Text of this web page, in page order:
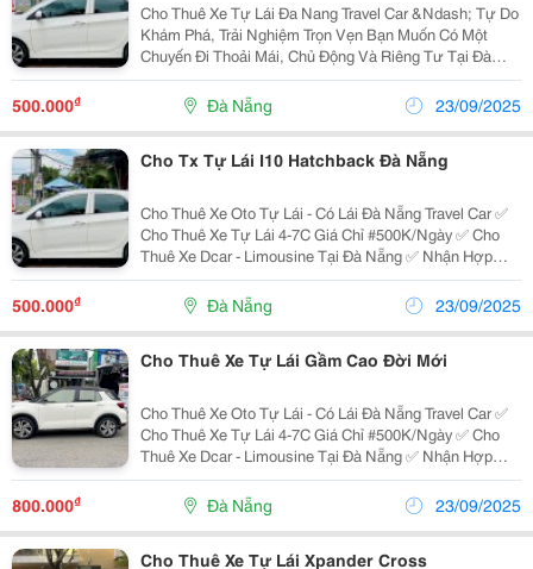
Cho Thuê Xe Tự Lái Đa Nang Travel Car &Ndash; Tự Do
Khám Phá, Trải Nghiệm Trọn Vẹn Bạn Muốn Có Một
Chuyến Đi Thoải Mái, Chủ Động Và Riêng Tư Tại Đà
Nẵng? Dịch Vụ Cho Thuê Xe Tự Lái Đà Nẵng Chính Là
Lựa Chọn Lý Tưởng Dành Cho Bạn. Với Nhiều Dòng
500.000₫ Đà Nẵng 23/09/2025
Cho Tx Tự Lái I10 Hatchback Đà Nẵng
Cho Thuê Xe Oto Tự Lái - Có Lái Đà Nẵng Travel Car ✅
Cho Thuê Xe Tự Lái 4-7C Giá Chỉ #500K/Ngày ✅ Cho
Thuê Xe Dcar - Limousine Tại Đà Nẵng ✅ Nhận Hợp
Đồng Xe Du Lịch 4-7-16-29-45 Chỗ ✅ Xe Đi Tham Quan -
500.000₫ Đà Nẵng 23/09/2025
Cho Thuê Xe Tự Lái Gầm Cao Đời Mới
Cho Thuê Xe Oto Tự Lái - Có Lái Đà Nẵng Travel Car ✅
Cho Thuê Xe Tự Lái 4-7C Giá Chỉ #500K/Ngày ✅ Cho
Thuê Xe Dcar - Limousine Tại Đà Nẵng ✅ Nhận Hợp
Đồng Xe Du Lịch 4-7-16-29-45 Chỗ ✅ Xe Đi Tham Quan -
800.000₫ Đà Nẵng 23/09/2025
Cho Thuê Xe Tự Lái Xpander Cross